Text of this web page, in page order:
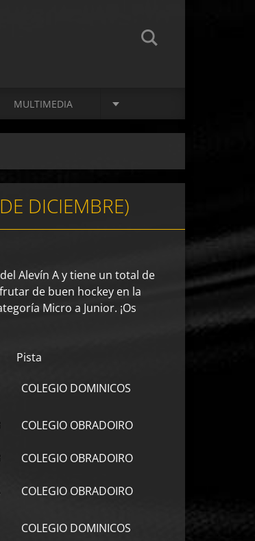
MULTIMEDIA
DICIEMBRE)
Alevín A y tiene un total de
de buen hockey en la
Micro a Junior. ¡Os
Pista
COLEGIO DOMINICOS
COLEGIO OBRADOIRO
COLEGIO OBRADOIRO
COLEGIO OBRADOIRO
COLEGIO DOMINICOS